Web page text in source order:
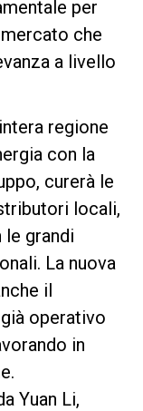
per
che
a livello
regione
con la
curerà le
locali,
grandi
La nuova
il
operativo
in
Yuan Li,